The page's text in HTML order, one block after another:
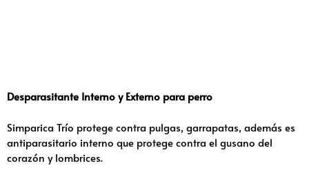
Desparasitante Interno y Externo para perro
Simparica Trío protege contra pulgas, garrapatas, además es
antiparasitario interno que protege contra el gusano del
corazón y lombrices.